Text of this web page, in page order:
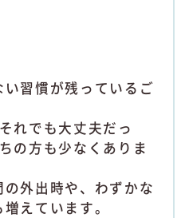
習慣が残っているご
れでも大丈夫だっ
の方も少なくありま
外出時や、わずかな
えています。